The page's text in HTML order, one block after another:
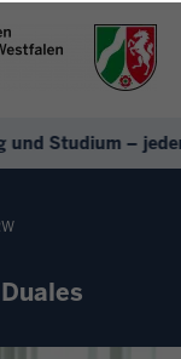
Studium – jeden